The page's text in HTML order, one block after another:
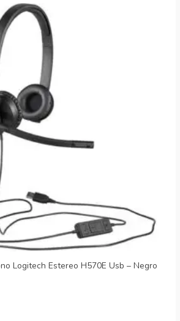
Logitech Estereo H570E Usb – Negro